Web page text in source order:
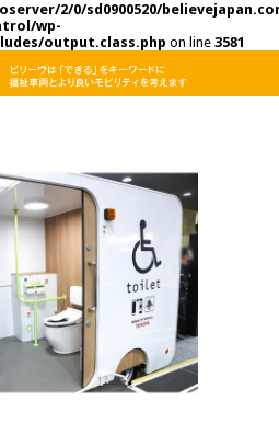
2/0/sd0900520/
wp-
output.class.php on line 3581